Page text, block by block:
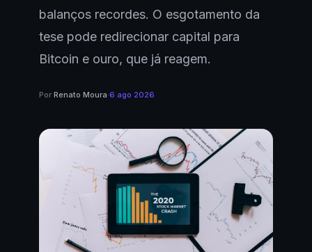
balanços recordes. O esgotamento da
tese pode redirecionar capital para
Bitcoin e ouro, que já reagem.
Por Renato Moura·6 ago 2026